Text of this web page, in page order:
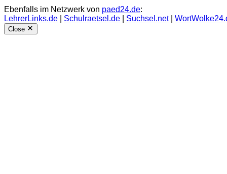
Ebenfalls im Netzwerk von paed24.de:
LehrerLinks.de
Schulraetsel.de Suchsel.net|
Close